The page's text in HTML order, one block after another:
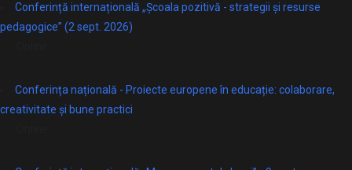
Conferință internațională „Școala pozitivă - strategii și resurse
pedagogice” (2 sept. 2026)
Conferința națională - Proiecte europene în educație: colaborare,
creativitate și bune practici